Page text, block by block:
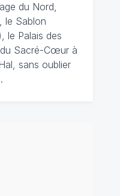
du Nord,
le Sablon
le Palais des
Sacré-Cœur à
sans oublier